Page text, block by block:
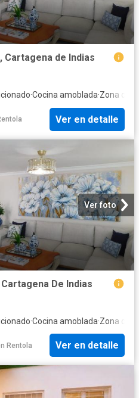
Cartagena de Indias
·Cocina amoblada·Zona de
Ver en detalle
Ver foto
De Indias
·Cocina amoblada·Zona de
Rentola Ver en detalle